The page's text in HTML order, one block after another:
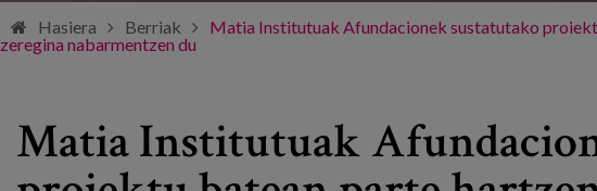
Hasiera Berriak
Matia Institutuak Afundacionek sustatutako
zeregina nabarmentzen du
Matia Institutuak